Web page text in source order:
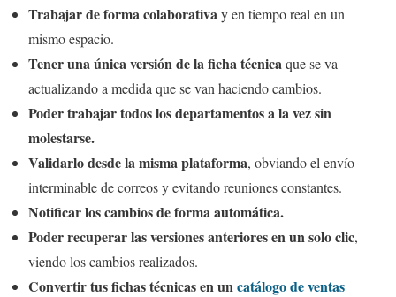
Trabajar de forma colaborativay en tiempo real en un
mismo espacio.
Tener una única versión de la ficha técnicaque se va
actualizando a medida que se van haciendo cambios.
Poder trabajar todos los departamentos a la vez sin
molestarse.
Validarlo desde la misma plataforma, obviando el envío
interminable de correos y evitando reuniones constantes.
Notificar los cambios de forma automática.
Poder recuperar las versiones anteriores en un solo clic,
viendo los cambios realizados.
Convertir tus fichas técnicas en uncatálogo de ventas